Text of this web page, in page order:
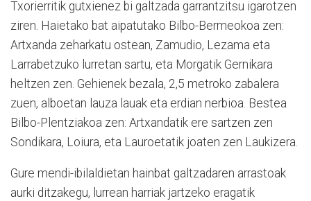
Txorierritik gutxienez bi galtzada ga­rrantzitsu igarotzen
ziren. Haietako bat aipatutako Bilbo-Bermeokoa zen:
Ar­txanda zeharkatu ostean, Zamudio, Le­zama eta
Larrabetzuko lurretan sartu, eta Morgatik Gernikara
heltzen zen. Gehienek bezala, 2,5 metroko zabalera
zuen, al­boe­tan lauza lauak eta erdian nerbioa. Bes­tea
Bilbo-Plentziakoa zen: Artxandatik ere sartzen zen
Sondikara, Loiura, eta Lau­ro­e­tatik joaten zen Laukizera.
Gure mendi-ibilaldietan hainbat gal­tzadaren arrastoak
aurki ditzakegu, lu­rrean harriak jartzeko eragatik